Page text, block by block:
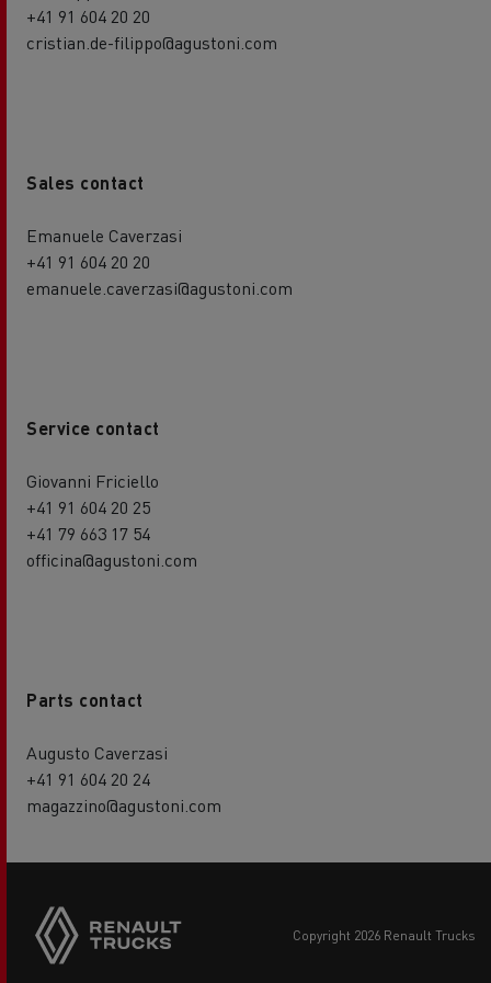
+41 91 604 20 20
cristian.de-filippo@agustoni.com
Sales contact
Emanuele Caverzasi
+41 91 604 20 20
emanuele.caverzasi@agustoni.com
Service contact
Giovanni Friciello
+41 91 604 20 25
+41 79 663 17 54
officina@agustoni.com
Parts contact
Augusto Caverzasi
+41 91 604 20 24
magazzino@agustoni.com
copyright 2026 Renault Trucks